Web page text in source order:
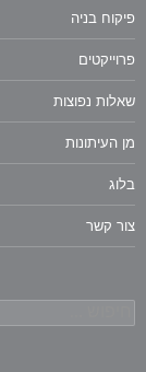
פיקוח בניה
פרוייקטים
שאלות נפוצות
מן העיתונות
בלוג
צור קשר